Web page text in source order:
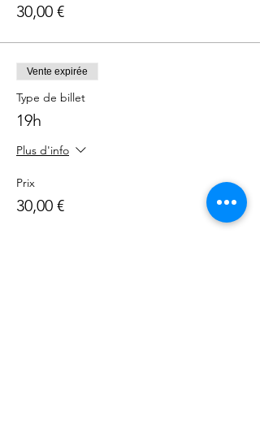
30,00 €
Vente expirée
Type de billet
19h
Plus d'info
Prix
30,00 €